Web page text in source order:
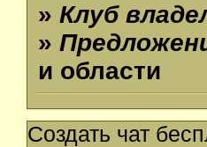
»Клуб
»
и области
Создать чат